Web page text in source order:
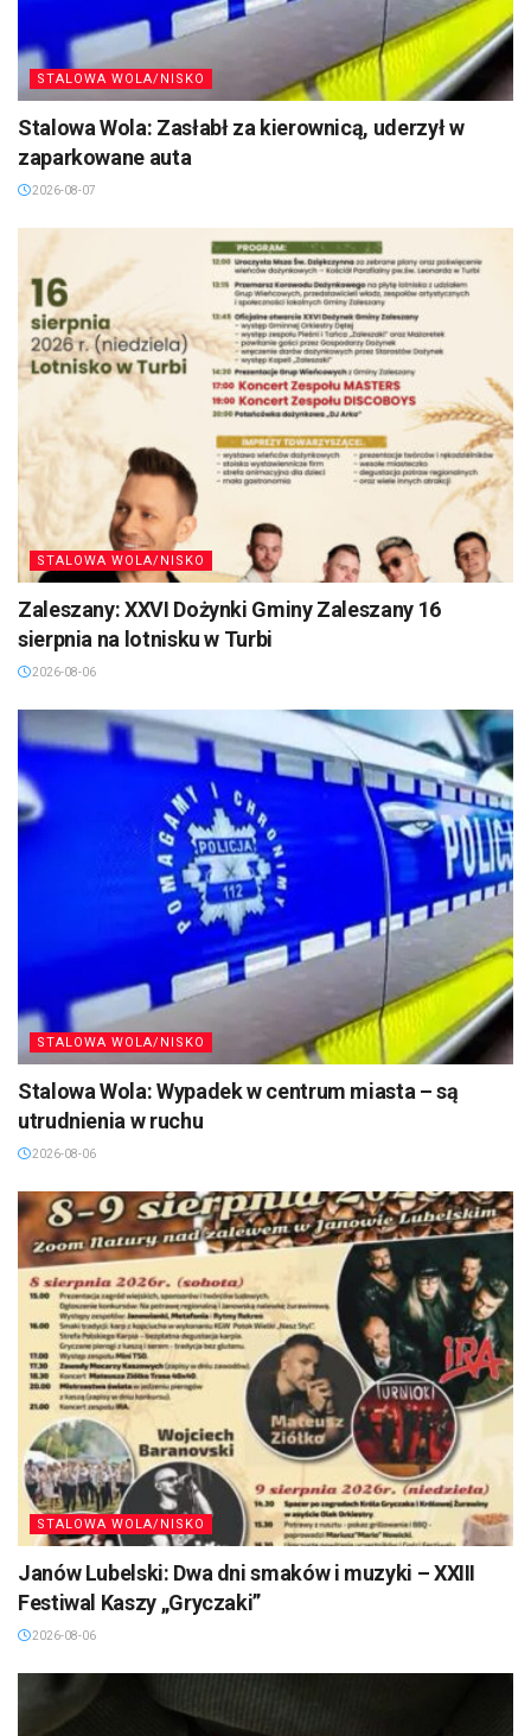
STALOWA WOLA/NISKO
Stalowa Wola: Zasłabł za kierownicą, uderzył w
zaparkowane auta
2026-08-07
STALOWA WOLA/NISKO
Zaleszany: XXVI Dożynki Gminy Zaleszany 16
sierpnia na lotnisku w Turbi
2026-08-06
STALOWA WOLA/NISKO
Stalowa Wola: Wypadek w centrum miasta – są
utrudnienia w ruchu
2026-08-06
STALOWA WOLA/NISKO
Janów Lubelski: Dwa dni smaków i muzyki – XXIII
Festiwal Kaszy „Gryczaki”
2026-08-06